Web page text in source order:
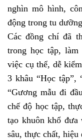
nghìn mô hình,
động trong tu
Các đồng chí đã
trong học tập,
việc cụ thể, dễ
3 khâu “Học tập”,
“Gương mẫu đi
chế độ học tập,
tạo khuôn khổ
sâu, thực chất, hiệu